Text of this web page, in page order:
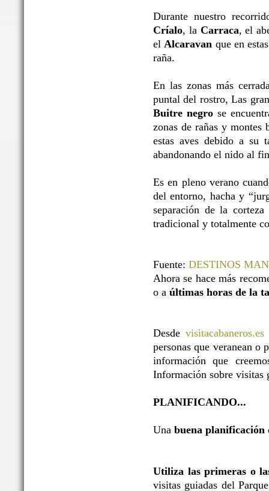
Durante nuestro
Críalo, la Carraca, el
elAlcaravan que en
raña.
En las zonas más
puntal del rostro, Las
Buitre negrose
zonas de rañas y
estas aves debido a su
abandonando el nido al
Es en pleno verano
del entorno, hacha y
separación de la
tradicional y totalmente
Fuente: DESTINOS
Ahora se hace más
o a últimas horas de la
Desdevisitacabaneros.es
personas que veranean o
información que
Información sobre visitas
PLANIFICANDO...
Una buena planificación
Utiliza las primeras o
visitas guiadas del